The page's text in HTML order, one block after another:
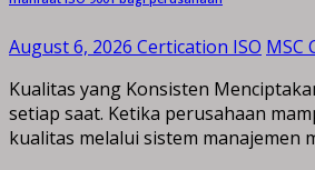
August 6, 2026 Certication ISO MSC
Kualitas yang Konsisten
setiap saat. Ketika perusahaan
kualitas melalui sistem